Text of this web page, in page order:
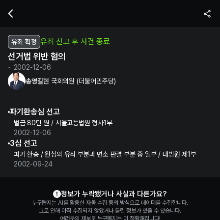
유죄 확정 유죄 선고 후 사건 종료
선거법 위반 혐의
~ 2002-12-06
송영길현 국회의원 (더불어민주당)
파기환송심 선고
벌금 80만 원 / 서울고등법원 형사1부
2002-12-06
3심 선고
파기 환송 / 원심의 유죄 부분과 면소 판결 부분 중 일부 / 대법원 제1부
2002-09-24
정보가 누락됐거나 사실과 다른가요?
누구뽑지는 AI를 활용한 자동 수집 등의 방식으로 데이터를 수집합니다.
그로 인해 아직 수집되지 않았거나 틀린 정보가 있을 수 있습니다.
여러분의 제보로 누구뽑지는 더 정확해집니다!